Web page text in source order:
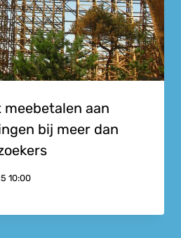
aan
bij meer dan
10:00